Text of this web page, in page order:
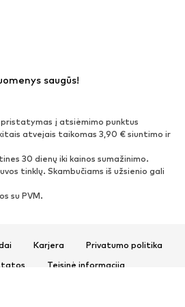
Išskirtiniai
Aulinukai
Auliniai batai
Šlepetės
saugūs!
į atsiėmimo punktus
atvejais taikomas 3,90 € siuntimo ir
30 dienų iki kainos sumažinimo.
tinklų. Skambučiams iš užsienio gali
su PVM.
Karjera
Privatumo politika
Teisinė informacija